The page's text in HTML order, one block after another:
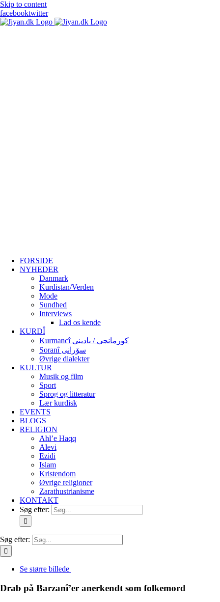
Skip to content
facebooktwitter
FORSIDE
NYHEDER
Danmark
Kurdistan/Verden
Mode
Sundhed
Interviews
Lad os kende
KURDÎ
Kurmancî کورمانجی / بادینی
Soranî سۆرانی
Øvrige dialekter
KULTUR
Musik og film
Sport
Sprog og litteratur
Lær kurdisk
EVENTS
BLOGS
RELIGION
Ahl’e Haqq
Alevi
Ezidi
Islam
Kristendom
Øvrige religioner
Zarathustrianisme
KONTAKT
Søg efter:
Søg efter:
Se større billede
Drab på Barzanî’er anerkendt som folkemord